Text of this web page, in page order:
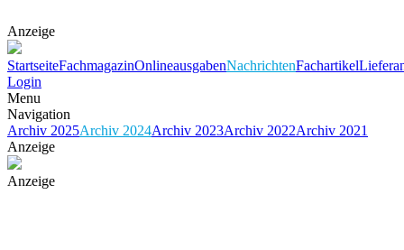
Anzeige
StartseiteFachmagazinOnlineausgabenNachrichtenFachartikel
Login
Menu
Navigation
Archiv 2025Archiv 2024Archiv 2023Archiv 2022Archiv 2021
Anzeige
Anzeige